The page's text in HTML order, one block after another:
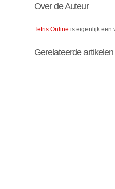
Over de Auteur
Tetris Online is eigenlijk een
Gerelateerde artikelen